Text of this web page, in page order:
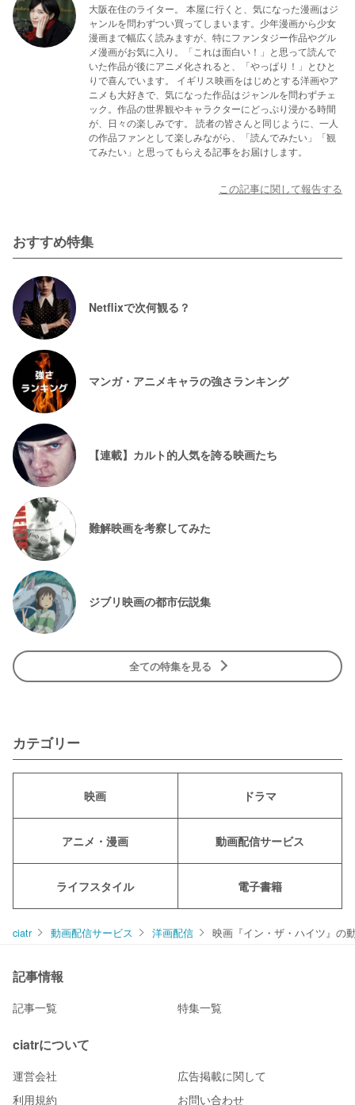
大阪在住のライター。 本屋に行くと、気になった漫画はジ
ャンルを問わずつい買ってしまいます。少年漫画から少女
漫画まで幅広く読みますが、特にファンタジー作品やグル
メ漫画がお気に入り。「これは面白い！」と思って読んで
いた作品が後にアニメ化されると、「やっぱり！」とひと
りで喜んでいます。 イギリス映画をはじめとする洋画やア
ニメも大好きで、気になった作品はジャンルを問わずチェ
ック。作品の世界観やキャラクターにどっぷり浸かる時間
が、日々の楽しみです。 読者の皆さんと同じように、一人
の作品ファンとして楽しみながら、「読んでみたい」「観
てみたい」と思ってもらえる記事をお届けします。
この記事に関して報告する
おすすめ特集
Netflixで次何観る？
マンガ・アニメキャラの強さランキング
【連載】カルト的人気を誇る映画たち
難解映画を考察してみた
ジブリ映画の都市伝説集
全ての特集を見る
カテゴリー
映画 ドラマ
アニメ・漫画 動画配信サービス
ライフスタイル 電子書籍
ciatr 動画配信サービス 洋画配信 映画『イン・ザ・ハイツ』の
記事情報
記事一覧 特集一覧
ciatrについて
運営会社
広告掲載に関して
利用規約
お問い合わせ